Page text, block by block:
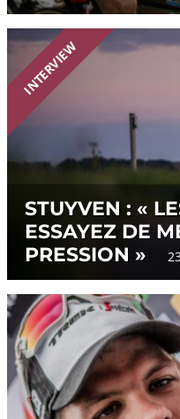
INTERVIEW
STUYVEN : «
ESSAYEZ DE
PRESSION »